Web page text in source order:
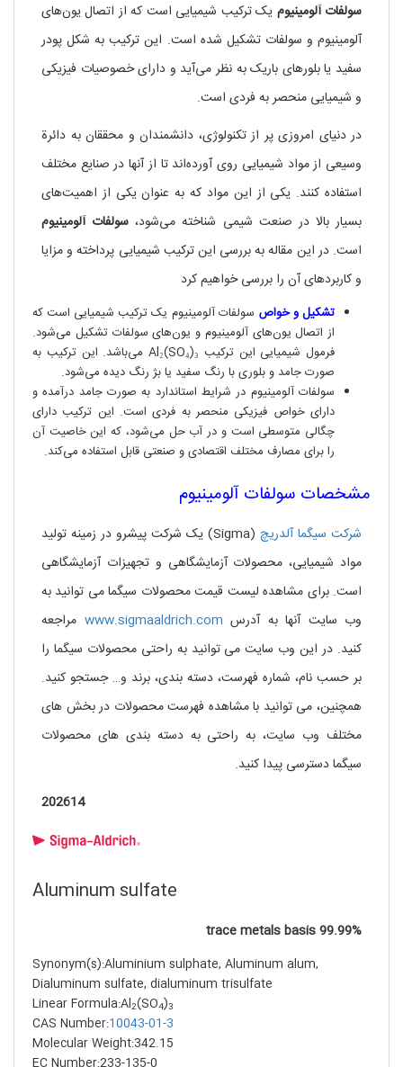
سولفات آلومینیوم یک ترکیب شیمیایی است که از اتصال یون‌های
آلومینیوم و سولفات تشکیل شده است. این ترکیب به شکل پودر
سفید یا بلورهای باریک به نظر می‌آید و دارای خصوصیات فیزیکی
و شیمیایی منحصر به فردی است.
در دنیای امروزی پر از تکنولوژی، دانشمندان و محققان به دائرة
وسیعی از مواد شیمیایی روی آورده‌اند تا از آنها در صنایع مختلف
استفاده کنند. یکی از این مواد که به عنوان یکی از اهمیت‌های
بسیار بالا در صنعت شیمی شناخته می‌شود، سولفات آلومینیوم
است. در این مقاله به بررسی این ترکیب شیمیایی پرداخته و مزایا
و کاربردهای آن را بررسی خواهیم کرد
تشکیل و خواص سولفات آلومینیوم یک ترکیب شیمیایی است که
از اتصال یون‌های آلومینیوم و یون‌های سولفات تشکیل می‌شود.
فرمول شیمیایی این ترکیب Al₂(SO₄)₃ می‌باشد. این ترکیب به
صورت جامد و بلوری با رنگ سفید یا بژ رنگ دیده می‌شود.
سولفات آلومینیوم در شرایط استاندارد به صورت جامد درآمده و
دارای خواص فیزیکی منحصر به فردی است. این ترکیب دارای
چگالی متوسطی است و در آب حل می‌شود، که این خاصیت آن
را برای مصارف مختلف اقتصادی و صنعتی قابل استفاده می‌کند.
مشخصات سولفات آلومینیوم
شرکت سیگما آلدریچ
(Sigma) یک شرکت پیشرو در زمینه تولید
مواد شیمیایی، محصولات آزمایشگاهی و تجهیزات آزمایشگاهی
است. برای مشاهده لیست قیمت محصولات سیگما می توانید به
وب سایت آنها به آدرس www.sigmaaldrich.com مراجعه
کنید. در این وب سایت می توانید به راحتی محصولات سیگما را
بر حسب نام، شماره فهرست، دسته بندی، برند و… جستجو کنید.
همچنین، می توانید با مشاهده فهرست محصولات در بخش های
مختلف وب سایت، به راحتی به دسته بندی های محصولات
سیگما دسترسی پیدا کنید.
202614
Aluminum sulfate
99.99% trace metals basis
Synonym(s):Aluminium sulphate, Aluminum alum,
Dialuminum sulfate, dialuminum trisulfate
Linear Formula:Al2(SO4)3
CAS Number:10043-01-3
Molecular Weight:342.15